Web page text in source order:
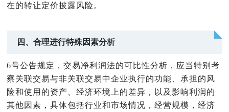
在的转让定价披露风险。
四、合理进行特殊因素分析
6号公告规定，交易净利润法的可比性分析，应当特别考
察关联交易与非关联交易中企业执行的功能、承担的风
险和使用的资产、经济环境上的差异，以及影响利润的
其他因素，具体包括行业和市场情况，经营规模，经济